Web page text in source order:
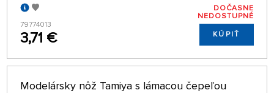
79774013
3,71 €
DOČASNE
NEDOSTUPNÉ
KÚPIŤ
Modelársky nôž Tamiya s lámacou čepeľou